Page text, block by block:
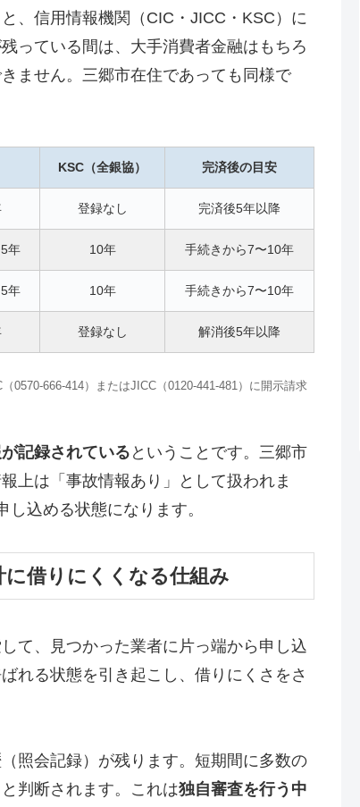
、信用情報機関（CIC・JICC・KSC）に
っている間は、大手消費者金融はもちろ
ません。三郷市在住であっても同様で
KSC（全銀協） 完済後の目安
登録なし 完済後5年以降
年 10年 手続きから7〜10年
年 10年 手続きから7〜10年
登録なし 解消後5年以降
0570-666-414）またはJICC（0120-441-481）に開示請求
記録されている ということです。三郷市
上は「事故情報あり」として扱われま
込める状態になります。
借りにくくなる仕組み
て、見つかった業者に片っ端から申し込
れる状態を引き起こし、借りにくさをさ
照会記録）が残ります。短期間に多数の
判断されます。これは独自審査を行う中